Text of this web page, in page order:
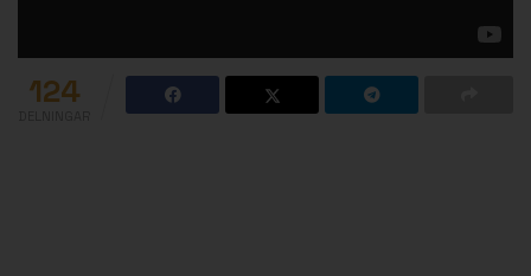
124